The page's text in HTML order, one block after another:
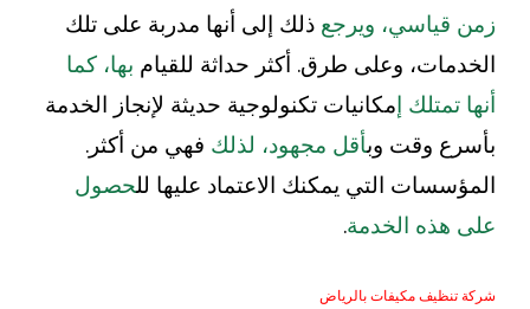
زمن قياسي، ويرجع ذلك إلى أنها مدربة على تلك
الخدمات، وعلى طرق. أكثر حداثة للقيام بها، كما
أنها تمتلك إمكانيات تكنولوجية حديثة لإنجاز الخدمة
بأسرع وقت وبأقل مجهود، لذلك فهي من أكثر.
المؤسسات التي يمكنك الاعتماد عليها للحصول
على هذه الخدمة.
شركة تنظيف مكيفات بالرياض